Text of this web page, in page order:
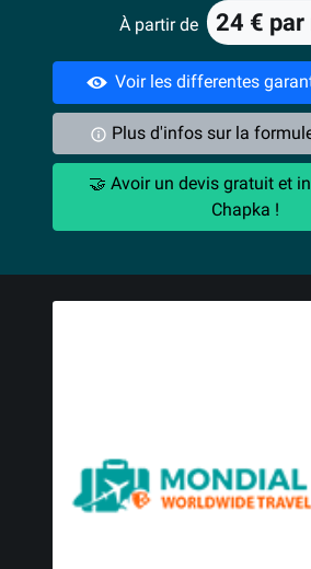
À partir de 24 € par
Voir les differentes
Plus d'infos sur la
🤝 Avoir un devis gratuit et
Chapka !